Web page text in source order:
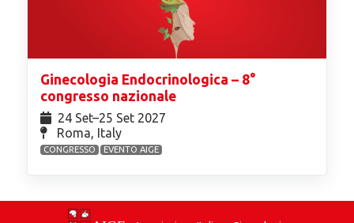
Ginecologia Endocrinologica – 8°
congresso nazionale
24 Set⁠–25 Set 2027
Roma, Italy
CONGRESSO EVENTO AIGE